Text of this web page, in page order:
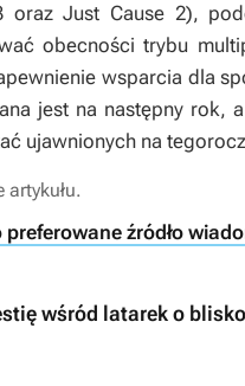
orazJust Cause 2),
obecności trybu
wsparcia dla
jest na następny rok,
ujawnionych na
artykułu.
źródło
wśród latarek o